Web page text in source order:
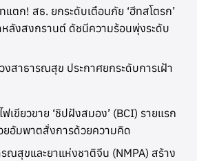
แตก! สธ. ยกระดับเตือนภัย ‘ฮีทสโตรก’
ลังสงกรานต์ ดัชนีความร้อนพุ่งระดับ
งสาธารณสุข ประกาศยกระดับการเฝ้า
เขียวขาย ‘ชิปฝังสมอง’ (BCI) รายแรก
ยอัมพาตสั่งการด้วยความคิด
ณสุขและยาแห่งชาติจีน (NMPA) สร้าง